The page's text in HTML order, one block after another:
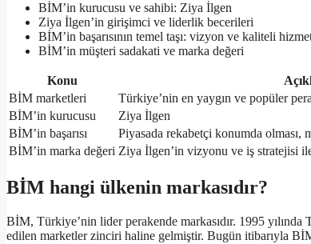
BİM’in kurucusu ve sahibi: Ziya İlgen
Ziya İlgen’in girişimci ve liderlik becerileri
BİM’in başarısının temel taşı: vizyon ve kaliteli hizmet
BİM’in müşteri sadakati ve marka değeri
Konu
BİM marketleri
Türkiye’nin en yaygın ve popüler
BİM’in kurucusu
Ziya İlgen
BİM’in başarısı
Piyasada rekabetçi konumda
BİM’in marka değeri Ziya İlgen’in vizyonu ve iş stratejisi ile
BİM hangi ülkenin markasıdır?
BİM, Türkiye’nin lider perakende markasıdır. 1995
edilen marketler zinciri haline gelmiştir. Bugün itibarıyla